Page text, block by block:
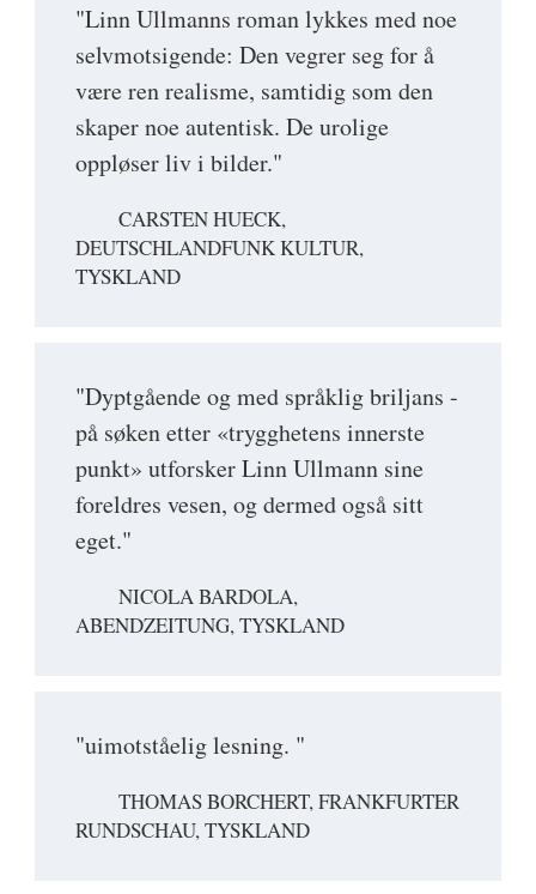
"Linn Ullmanns roman lykkes med noe
selvmotsigende: Den vegrer seg for å
være ren realisme, samtidig som den
skaper noe autentisk. De urolige
oppløser liv i bilder."
CARSTEN HUECK,
DEUTSCHLANDFUNK KULTUR,
TYSKLAND
"Dyptgående og med språklig briljans -
på søken etter «trygghetens innerste
punkt» utforsker Linn Ullmann sine
foreldres vesen, og dermed også sitt
eget."
NICOLA BARDOLA,
ABENDZEITUNG, TYSKLAND
"uimotståelig lesning. "
THOMAS BORCHERT, FRANKFURTER
RUNDSCHAU, TYSKLAND